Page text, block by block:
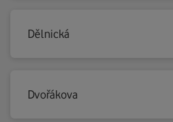
Dělnická
Dvořákova